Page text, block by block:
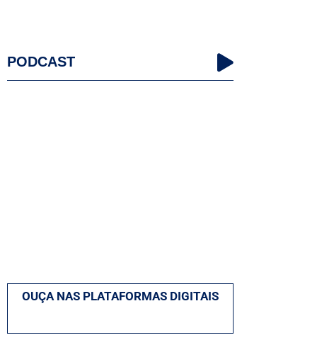
PODCAST
OUÇA NAS PLATAFORMAS DIGITAIS